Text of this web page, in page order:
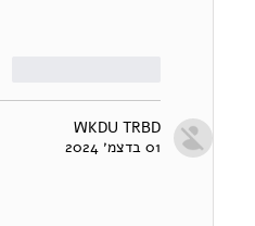
WKDU TRBD
01 בדצמ׳ 2024